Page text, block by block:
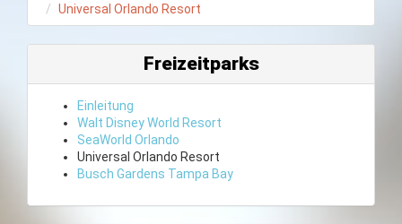
Universal Orlando Resort
Freizeitparks
Einleitung
Walt Disney World Resort
SeaWorld Orlando
Universal Orlando Resort
Busch Gardens Tampa Bay